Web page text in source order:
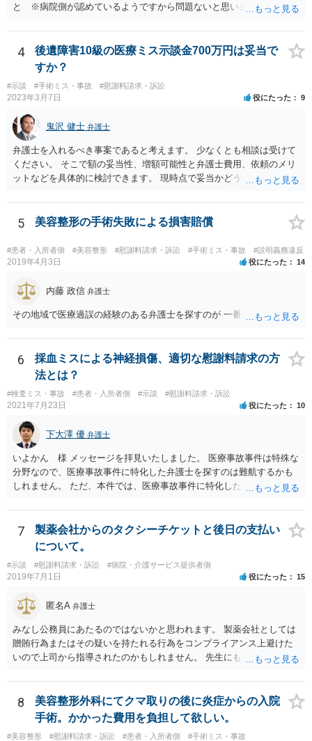
と ※病院側が認めているようですから問題ないと思います。 ② 手
術のミスの「せいで」マスクが外せなくなったこと ④ 仕事を休まな
ければならなくなった「せいで」休業損害が発生したこと ⑤ マスク
を外せなくなった「せいで」経済的に評価できる精神的な損害が発生
したこと 「せいで」と強調した点が，内藤先生のご指摘なさる「相当
因果関係」です。 手術のミスと関係のないことまでは責任追及ができ
ないということです。 手術のミスの結果，手術前と比べて見た目が著
しく悪くなってしまったとか， 手術のミスの結果，入院期間が延びて
しまったとかいう事情があれば， 追加請求が可能な余地があります。
ただし，手術代の返金に応じた際に「これ以上金銭の請求はしませ
ん」という趣旨の合意をしてしまっていると， 上記の請求は，基本的
には困難となります。
4
後遺障害10級の医療ミス示談金700万円は妥当で
すか？
#示談 #手術ミス・事故 #慰謝料請求・訴訟
2023年3月7日 役にたった 9
鬼沢 健士 弁護士
弁護士を入れるべき事案であると考えます。 少なくとも相談は受けて
ください。 そこで額の妥当性、増額可能性と弁護士費用、依頼のメリ
ットなどを具体的に検討できます。 現時点で妥当かどうかを即断する
5 美容整形の手術失敗による損害賠償
#患者・入所者側 #美容整形 #慰謝料請求・訴訟 #手術ミス・事故 #説明義務違反
2019年4月3日 役にたった 14
内藤 政信 弁護士
その地域で医療過誤の経験のある弁護士を探すのが 一番近道だね。
6
採血ミスによる神経損傷、適切な慰謝料請求の方
法とは？
#検査ミス・事故 #患者・入所者側 #示談 #慰謝料請求・訴訟
2021年7月23日 役にたった 10
下大澤 優 弁護士
いよかん 様 メッセージを拝見いたしました。 医療事故事件は特殊な
分野なので、医療事故事件に特化した弁護士を探すのは難航するかも
しれません。 ただ、本件では、医療事故事件に特化した弁護士でなく
の過失（医療ミス）の立証なのですが、本件では過失自体には争いが
ないため、損害額の立証が主なポイントになります。 損害額に立証に
関しては、交通事故事件と同様の発想で考えればよいので、対応でき
る弁護士は多いと思います。 今後の交渉については、ご自身で対応さ
れることも可能ではありますが、相手方保険会社は容易に増額に応じ
ない（多少の増額はあり得るとしても、裁判基準での和解は難しい）
と思われます。 弁護士が介入することにより提示額が大きく変わるこ
とは多々あるため、可能であれば弁護士に依頼した上での交渉をお勧
めしたいところです。
7
製薬会社からのタクシーチケットと後日の支払い
について。
#示談 #慰謝料請求・訴訟 #病院・介護サービス提供者側
2019年7月1日 役にたった 15
匿名A 弁護士
みなし公務員にあたるのではないかと思われます。 製薬会社としては
贈賄行為またはその疑いを持たれる行為をコンプライアンス上避けた
いので上司から指導されたのかもしれません。 先生にも万一迷惑をか
8
美容整形外科にてクマ取りの後に炎症からの入院
手術。かかった費用を負担して欲しい。
#美容整形 #慰謝料請求・訴訟 #患者・入所者側 #手術ミス・事故